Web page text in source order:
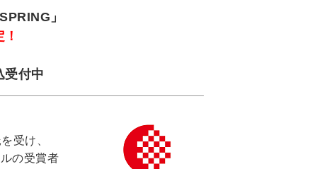
」
受付中
受け、
の受賞者